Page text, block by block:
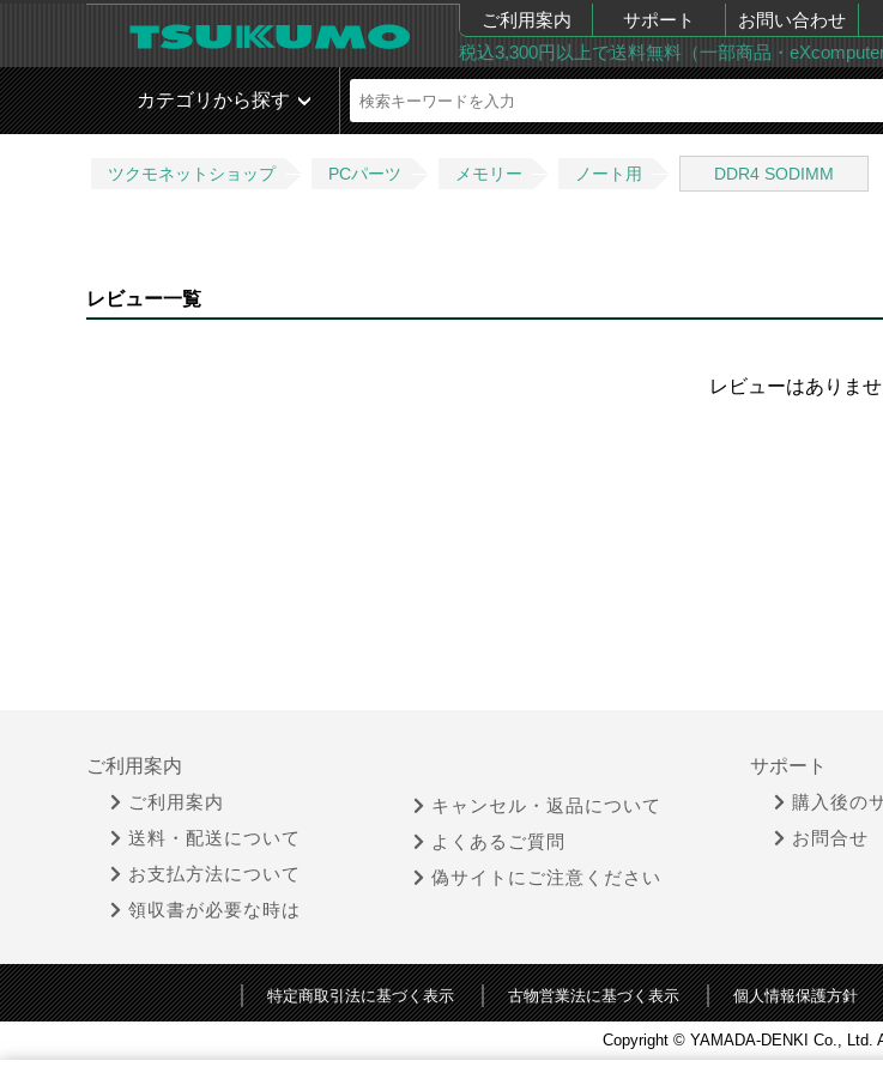
ご利用案内 サポート お問い合わせ
税込3,300円以上で送料無料（一部商品・
カテゴリから探す
ツクモネットショップ PCパーツ メモリー ノート用 DDR4 SODIMM
レビュー一覧
レビューはありま
ご利用案内
ご利用案内
送料・配送について
お支払方法について
領収書が必要な時は
キャンセル・返品について
よくあるご質問
偽サイトにご注意ください
サポート
購入後の
お問合せ
特定商取引法に基づく表示 古物営業法に基づく表示 個人情報保護方針
Copyright © YAMADA-DENKI Co., Ltd.